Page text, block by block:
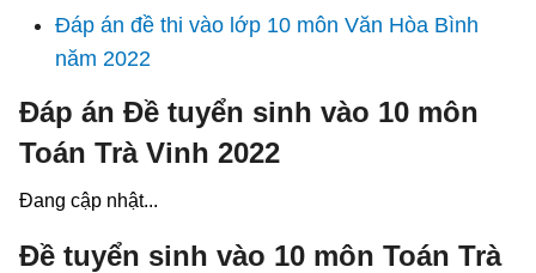
Đáp án đề thi vào lớp 10 môn Văn Hòa Bình
năm 2022
Đáp án Đề tuyển sinh vào 10 môn
Toán Trà Vinh 2022
Đang cập nhật...
Đề tuyển sinh vào 10 môn Toán Trà